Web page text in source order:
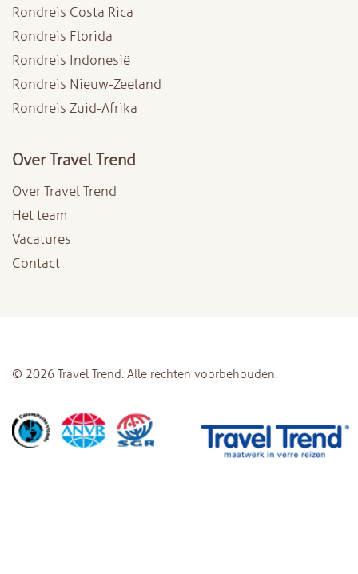
Rondreis Costa Rica
Rondreis Florida
Rondreis Indonesië
Rondreis Nieuw-Zeeland
Rondreis Zuid-Afrika
Over Travel Trend
Over Travel Trend
Het team
Vacatures
Contact
© 2026 Travel Trend. Alle rechten voorbehouden.